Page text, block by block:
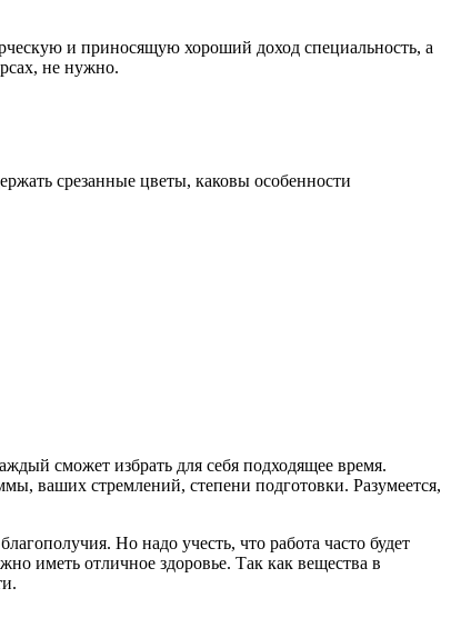
и приносящую хороший доход специальность, а
не нужно.
срезанные цветы, каковы особенности
сможет избрать для себя подходящее время.
ваших стремлений, степени подготовки. Разумеется,
Но надо учесть, что работа часто будет
иметь отличное здоровье. Так как вещества в